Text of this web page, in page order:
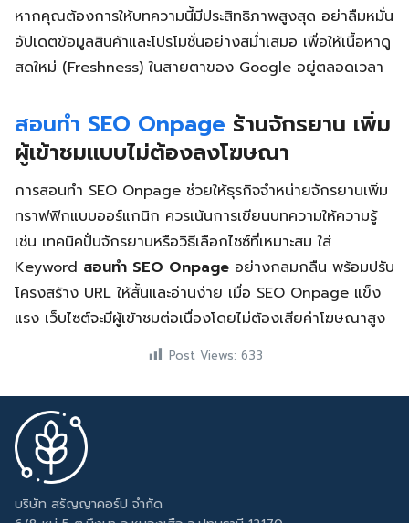
หากคุณต้องการให้บทความนี้มีประสิทธิภาพสูงสุด อย่าลืมหมั่น
อัปเดตข้อมูลสินค้าและโปรโมชั่นอย่างสม่ำเสมอ เพื่อให้เนื้อหาดู
สดใหม่ (Freshness) ในสายตาของ Google อยู่ตลอดเวลา
สอนทำ SEO Onpage ร้านจักรยาน เพิ่ม
ผู้เข้าชมแบบไม่ต้องลงโฆษณา
การสอนทำ SEO Onpage ช่วยให้ธุรกิจจำหน่ายจักรยานเพิ่ม
ทราฟฟิกแบบออร์แกนิก ควรเน้นการเขียนบทความให้ความรู้
เช่น เทคนิคปั่นจักรยานหรือวิธีเลือกไซซ์ที่เหมาะสม ใส่
Keyword สอนทำ SEO Onpage อย่างกลมกลืน พร้อมปรับ
โครงสร้าง URL ให้สั้นและอ่านง่าย เมื่อ SEO Onpage แข็ง
แรง เว็บไซต์จะมีผู้เข้าชมต่อเนื่องโดยไม่ต้องเสียค่าโฆษณาสูง
Post Views: 633
บริษัท สรัญญาคอร์ป จำกัด